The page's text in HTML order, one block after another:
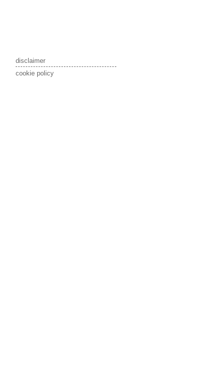
disclaimer
cookie policy